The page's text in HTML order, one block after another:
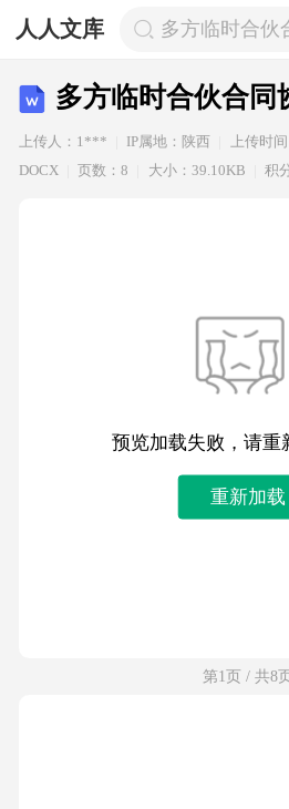
人人文库 多方临时合伙
多方临时合伙合同
上传人：1*** IP属地：陕西 上传时
DOCX
页数：8 大小：39.10KB 积
预览加载失败，请重
重新加载
第1页 / 共8